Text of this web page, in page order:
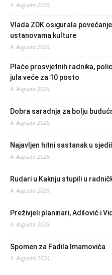
4. Augusta 2026.
Vlada ZDK osigurala
ustanovama kulture
4. Augusta 2026.
Plaće prosvjetnih radnika,
jula veće za 10 posto
4. Augusta 2026.
Dobra saradnja za bolju
4. Augusta 2026.
Najavljen hitni sastanak u
4. Augusta 2026.
Rudari u Kaknju stupili u
4. Augusta 2026.
Preživjeli planinari, Adilović i
4. Augusta 2026.
Spomen za Fadila Imamovića
4. Augusta 2026.